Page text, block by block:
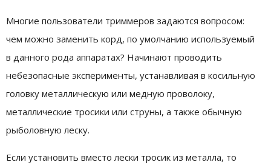
Многие пользователи триммеров задаются вопросом:
чем можно заменить корд, по умолчанию используемый
в данного рода аппаратах? Начинают проводить
небезопасные эксперименты, устанавливая в косильную
головку металлическую или медную проволоку,
металлические тросики или струны, а также обычную
рыболовную леску.
Если установить вместо лески тросик из металла, то